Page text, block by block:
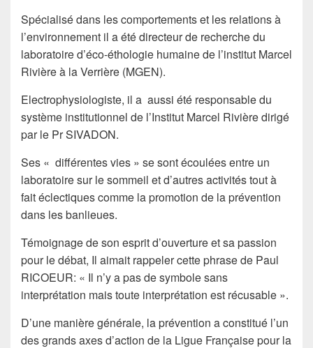
Spécialisé dans les comportements et les relations à
l’environnement il a été directeur de recherche du
laboratoire d’éco-éthologie humaine de l’institut Marcel
Rivière à la Verrière (MGEN).
Electrophysiologiste, il a aussi été responsable du
système institutionnel de l’Institut Marcel Rivière dirigé
par le Pr SIVADON.
Ses « différentes vies » se sont écoulées entre un
laboratoire sur le sommeil et d’autres activités tout à
fait éclectiques comme la promotion de la prévention
dans les banlieues.
Témoignage de son esprit d’ouverture et sa passion
pour le débat, Il aimait rappeler cette phrase de Paul
RICOEUR: « Il n’y a pas de symbole sans
interprétation mais toute interprétation est récusable ».
D’une manière générale, la prévention a constitué l’un
des grands axes d’action de la Ligue Française pour la